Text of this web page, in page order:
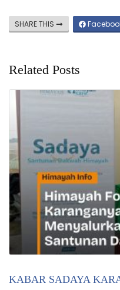
SHARE THIS
Related Posts
KABAR SADAYA